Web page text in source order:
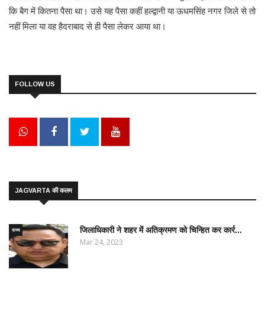
कि बैग में कितना पैसा था। उसे यह पैसा कहीं हल्द्वानी या ऊधमसिंह नगर जिले से तो
नहीं मिला या वह हैदराबाद से ही पैसा लेकर आया था।
FOLLOW US
JAGVARTA की कलम
राज्य जिलाधिकारी ने शहर में अतिक्रमण को चिन्हित कर कार्र...
Mar 24, 2023